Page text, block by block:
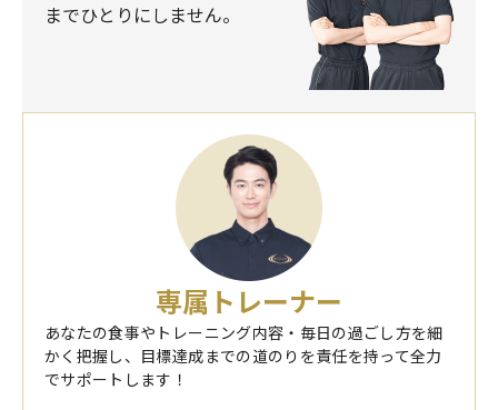
までひとりにしません。
専属トレーナー
あなたの食事やトレーニング内容・毎日の過ごし方を細
かく把握し、目標達成までの道のりを責任を持って全力
でサポートします！